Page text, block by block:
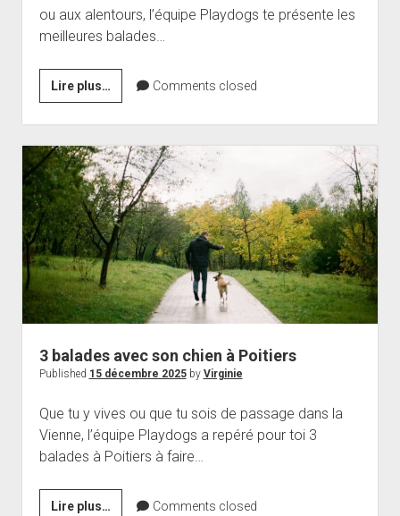
ou aux alentours, l’équipe Playdogs te présente les
meilleures balades…
Lire plus…
balader
avec
son
chien
à
Tarbes
:
3
itinéraires
Comments closed
3 balades avec son chien à Poitiers
Published 15 décembre 2025by Virginie
Que tu y vives ou que tu sois de passage dans la
Vienne, l’équipe Playdogs a repéré pour toi 3
balades à Poitiers à faire…
Lire plus…3
Comments closed